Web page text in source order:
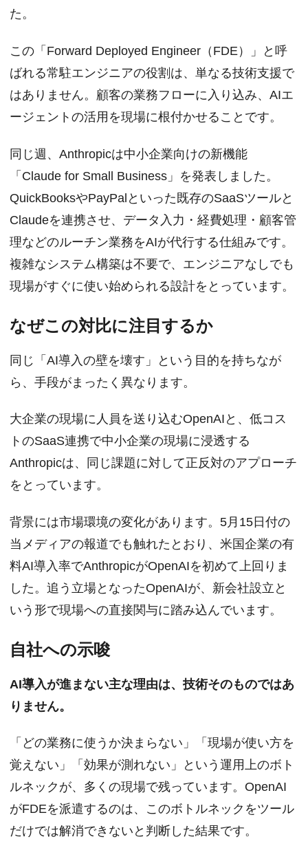
た。
この「Forward Deployed Engineer（FDE）」と呼
ばれる常駐エンジニアの役割は、単なる技術支援で
はありません。顧客の業務フローに入り込み、AIエ
ージェントの活用を現場に根付かせることです。
同じ週、Anthropicは中小企業向けの新機能
「Claude for Small Business」を発表しました。
QuickBooksやPayPalといった既存のSaaSツールと
Claudeを連携させ、データ入力・経費処理・顧客管
理などのルーチン業務をAIが代行する仕組みです。
複雑なシステム構築は不要で、エンジニアなしでも
現場がすぐに使い始められる設計をとっています。
なぜこの対比に注目するか
同じ「AI導入の壁を壊す」という目的を持ちなが
ら、手段がまったく異なります。
大企業の現場に人員を送り込むOpenAIと、低コス
トのSaaS連携で中小企業の現場に浸透する
Anthropicは、同じ課題に対して正反対のアプローチ
をとっています。
背景には市場環境の変化があります。5月15日付の
当メディアの報道でも触れたとおり、米国企業の有
料AI導入率でAnthropicがOpenAIを初めて上回りま
した。追う立場となったOpenAIが、新会社設立と
いう形で現場への直接関与に踏み込んでいます。
自社への示唆
AI導入が進まない主な理由は、技術そのものではあ
りません。
「どの業務に使うか決まらない」「現場が使い方を
覚えない」「効果が測れない」という運用上のボト
ルネックが、多くの現場で残っています。OpenAI
がFDEを派遣するのは、このボトルネックをツール
だけでは解消できないと判断した結果です。